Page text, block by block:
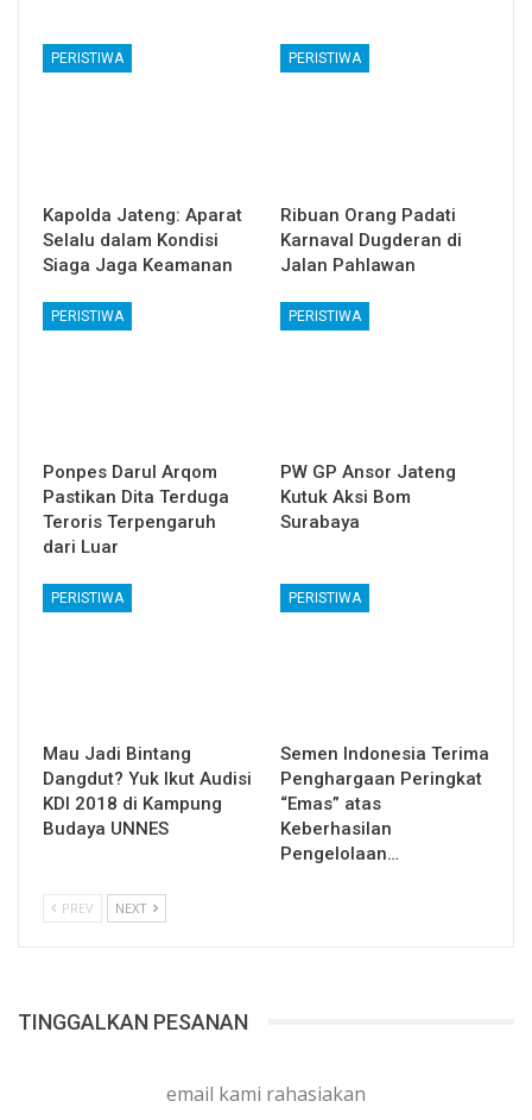
PERISTIWA
Kapolda Jateng: Aparat
Selalu dalam Kondisi
Siaga Jaga Keamanan
PERISTIWA
Ribuan Orang Padati
Karnaval Dugderan di
Jalan Pahlawan
PERISTIWA
Ponpes Darul Arqom
Pastikan Dita Terduga
Teroris Terpengaruh
dari Luar
PERISTIWA
PW GP Ansor Jateng
Kutuk Aksi Bom
Surabaya
PERISTIWA
Mau Jadi Bintang
Dangdut? Yuk Ikut Audisi
KDI 2018 di Kampung
Budaya UNNES
PERISTIWA
Semen Indonesia Terima
Penghargaan Peringkat
“Emas” atas
Keberhasilan
Pengelolaan…
PREV NEXT
TINGGALKAN PESANAN
email kami rahasiakan